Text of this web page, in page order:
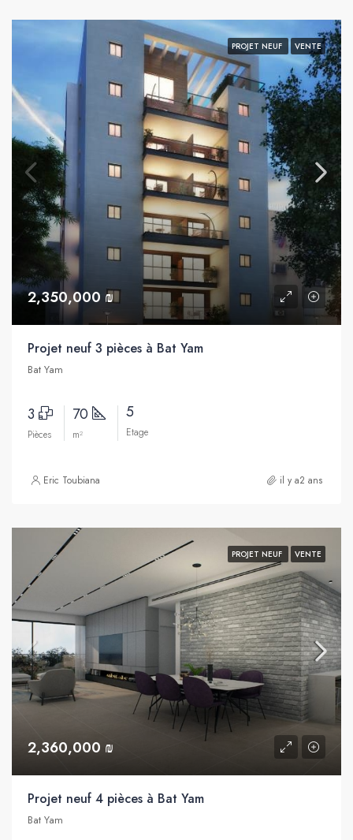
PROJET NEUF VENTE
2,350,000 ₪
Projet neuf 3 pièces à Bat Yam
Bat Yam
3
Pièces
70
m²
5
Etage
Eric Toubiana il y a2 ans
PROJET NEUF VENTE
2,360,000 ₪
Projet neuf 4 pièces à Bat Yam
Bat Yam